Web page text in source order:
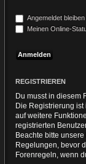
Angemeldet bleiben
Meinen Online-
REGISTRIEREN
Du musst in diesem
Die Registrierung
auf weitere
registrierten
Beachte bitte
Regelungen, bevor
Forenregeln, wenn